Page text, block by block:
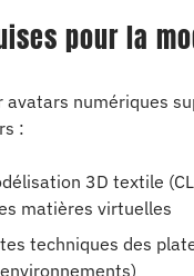
pour la
avatars numériques
:
3D textile
matières virtuelles
techniques des